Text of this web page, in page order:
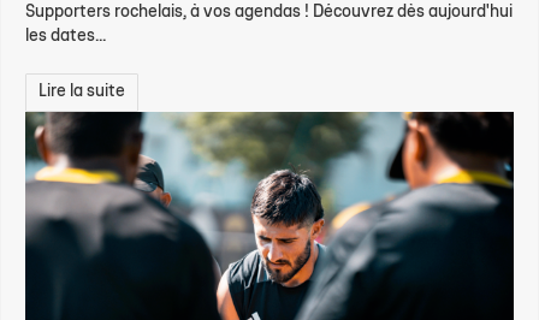
Supporters rochelais, à vos agendas ! Découvrez dès aujourd'hui
les dates...
Lire la suite